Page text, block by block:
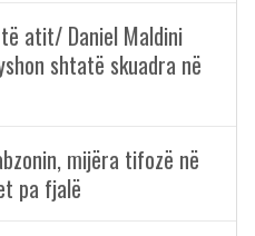
atit/ Daniel Maldini
shtatë skuadra në
mijëra tifozë në
pa fjalë